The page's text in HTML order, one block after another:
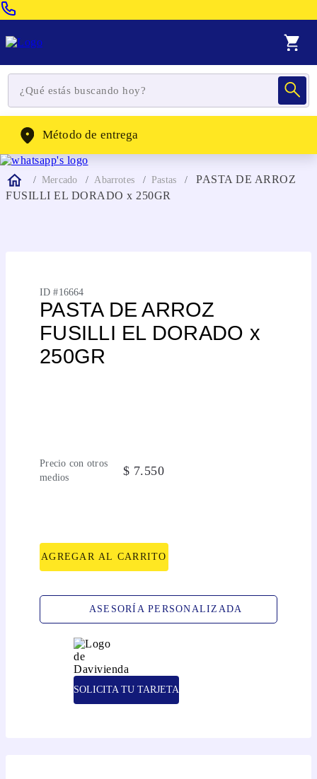
WhatsApp: (302) 262-4104
Método de entrega
Mercado Abarrotes Pastas
PASTA DE ARROZ
FUSILLI EL DORADO x 250GR
ID #16664
PASTA DE ARROZ
FUSILLI EL DORADO x
250GR
Precio con otros
medios
$ 7.550
AGREGAR AL CARRITO
ASESORÍA PERSONALIZADA
SOLICITA TU TARJETA